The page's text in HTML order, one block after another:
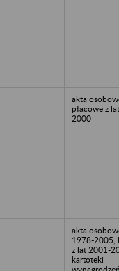
akta
płacowe z
2000
akta
1978-2005,
z lat 2001-
kartoteki